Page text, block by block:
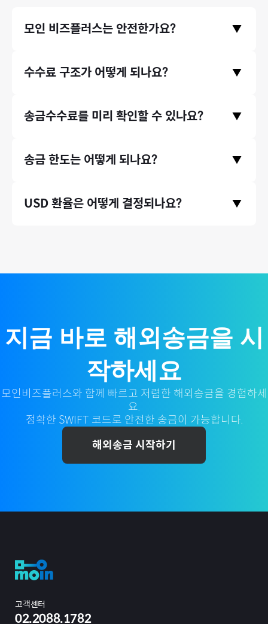
모인 비즈플러스는 안전한가요? ▼
의 모든 거래는 한국은행/금융감독원에 보고되며 감독 됩니다. 이
아니라, 지그재그, 에이블리와 같은 기업들에서도 모인 서비스를
수수료 구조가 어떻게 되나요? ▼
직 송금기관 수수료만 받고있습니다. 따라서 송금 시 발생하는 수
송금수수료를 미리 확인할 수 있나요? ▼
송금 국가와 원하시는 송금액을 입력하고 하단에 수수료 비교 영
있습니다.
송금 한도는 어떻게 되나요? ▼
액 없이 무제한으로 송금할 수 있습니다. (단, 태국 등 일부 국가의
USD 환율은 어떻게 결정되나요? ▼
지금 바로 해외송금을 시
작하세요
모인비즈플러스와 함께 빠르고 저렴한 해외송금을 경험하세
요.
정확한 SWIFT 코드로 안전한 송금이 가능합니다.
해외송금 시작하기
고객센터
02.2088.1782